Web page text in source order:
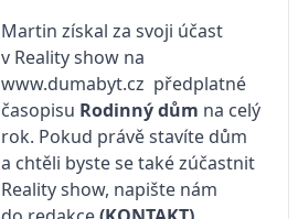
Martin získal za svoji účast
v Reality show na
www.dumabyt.cz předplatné
časopisu Rodinný dům na celý
rok. Pokud právě stavíte dům
a chtěli byste se také zúčastnit
Reality show, napište nám